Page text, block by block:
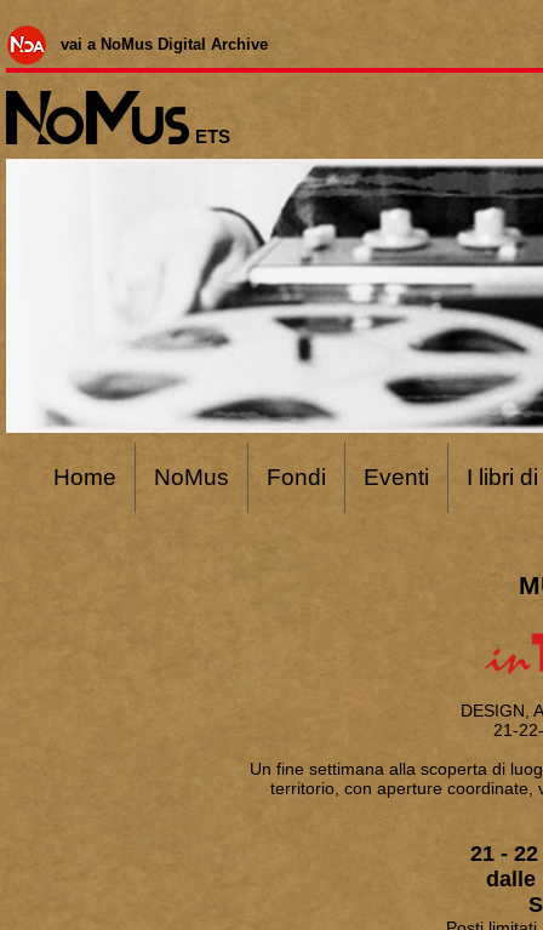
Home NoMus Fondi Eventi I libri
vai a NoMus Digital Archive
ETS
DESIGN,
21-
Un fine settimana alla scoperta di
territorio, con aperture coordinate,
21 -
dalle